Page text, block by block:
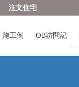
注文住宅
施工例 OB訪問記